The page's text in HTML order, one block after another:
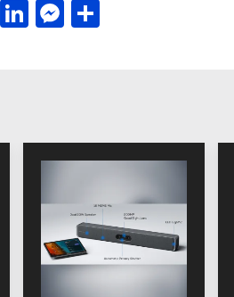
LinkedIn
Messenger